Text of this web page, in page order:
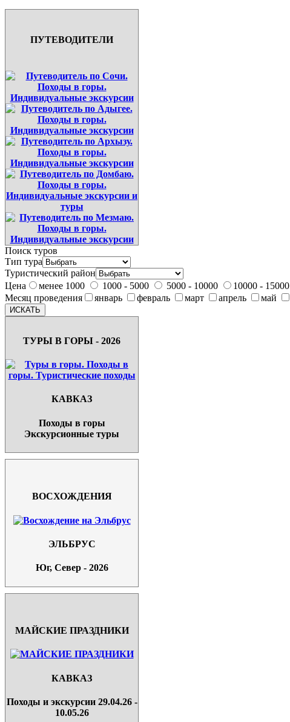
ПУТЕВОДИТЕЛИ
Поиск туров
Тип тура
Туристический район
Цена
менее 1000 1000 - 5000 5000 - 10000 10000 - 15000
Месяц проведения
январь февраль март апрель май
ТУРЫ В ГОРЫ - 2026
КАВКАЗ
Походы в горы
Экскурсионные туры
ВОСХОЖДЕНИЯ
ЭЛЬБРУС
Юг, Север - 2026
МАЙСКИЕ ПРАЗДНИКИ
КАВКАЗ
Походы и экскурсии 29.04.26 -
10.05.26